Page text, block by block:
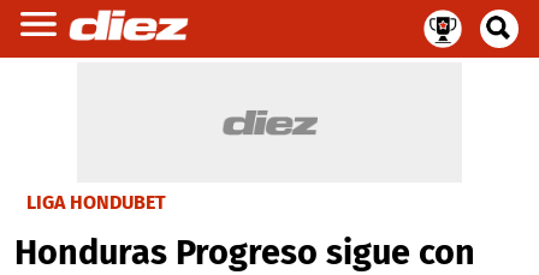
LIGA HONDUBET
Honduras Progreso sigue con